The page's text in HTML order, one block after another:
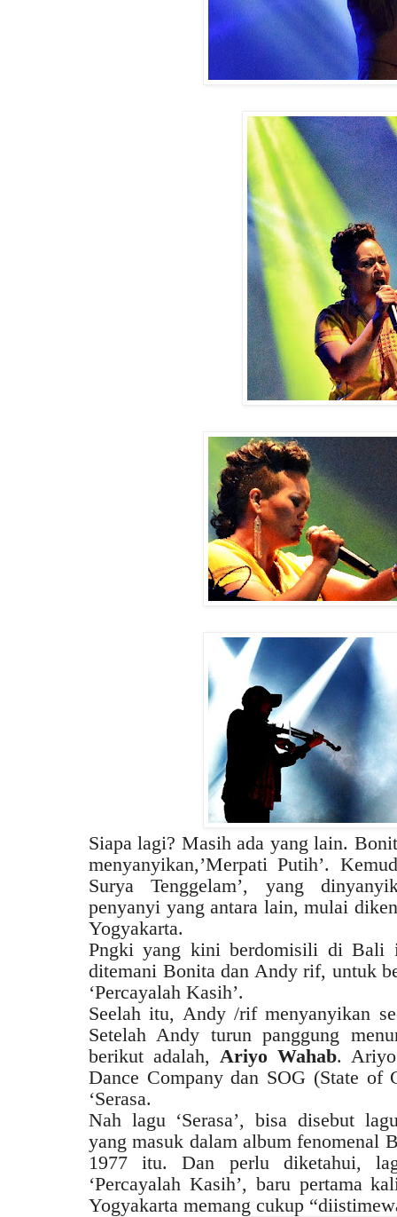
Siapa lagi? Masih ada yang lain.
menyanyikan,’Merpati Putih’.
Surya Tenggelam’, yang
penyanyi yang antara lain, mulai
Yogyakarta.
Pngki yang kini berdomisili di Bali
ditemani Bonita dan Andy rif, untuk
‘Percayalah Kasih’.
Seelah itu, Andy /rif menyanyikan
Setelah Andy turun panggung
berikut adalah, Ariyo Wahab.
Dance Company dan SOG (State of
‘Serasa.
Nah lagu ‘Serasa’, bisa disebut
yang masuk dalam album fenomenal
1977 itu. Dan perlu diketahui,
‘Percayalah Kasih’, baru pertama
Yogyakarta memang cukup